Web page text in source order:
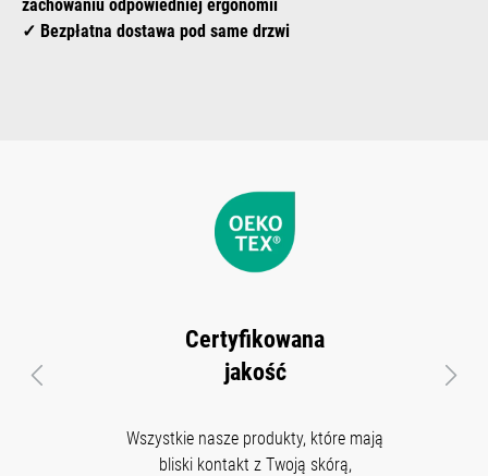
zachowaniu odpowiedniej ergonomii
✓ Bezpłatna dostawa pod same drzwi
Certyfikowana
jakość
Wszystkie nasze produkty, które mają
bliski kontakt z Twoją skórą,
Poprzedni